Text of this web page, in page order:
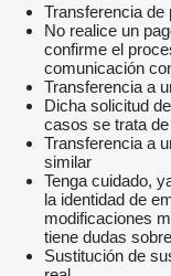
Transferencia de
No realice un
confirme el
comunicación
Transferencia a
Dicha solicitud
casos se trata
Transferencia a
similar
Tenga cuidado,
la identidad de
modificaciones
tiene dudas
Sustitución de